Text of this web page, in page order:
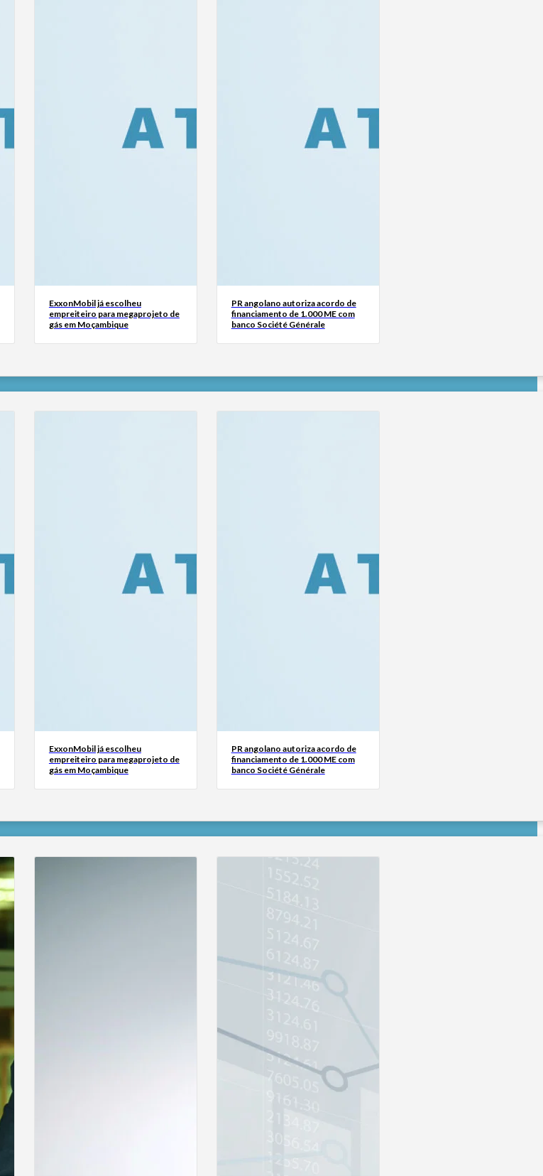
ExxonMobil já escolheu
empreiteiro para megaprojeto de
gás em Moçambique
PR angolano autoriza acordo de
financiamento de 1.000 ME com
banco Société Générale
ExxonMobil já escolheu
empreiteiro para megaprojeto de
gás em Moçambique
PR angolano autoriza acordo de
financiamento de 1.000 ME com
banco Société Générale